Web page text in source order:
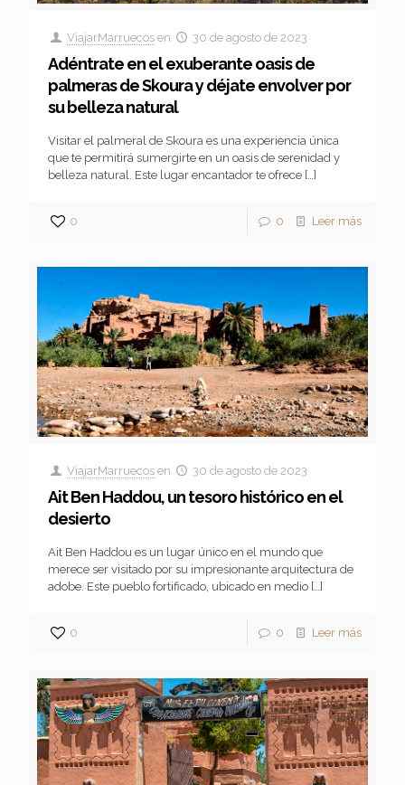
ViajarMarruecos en 30 de agosto de 2023
Adéntrate en el exuberante oasis de
palmeras de Skoura y déjate envolver por
su belleza natural
Visitar el palmeral de Skoura es una experiencia única
que te permitirá sumergirte en un oasis de serenidad y
belleza natural. Este lugar encantador te ofrece […]
0 0 Leer más
ViajarMarruecos en 30 de agosto de 2023
Ait Ben Haddou, un tesoro histórico en el
desierto
Ait Ben Haddou es un lugar único en el mundo que
merece ser visitado por su impresionante arquitectura de
adobe. Este pueblo fortificado, ubicado en medio […]
0 0 Leer más